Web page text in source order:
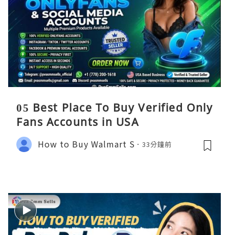
05 Best Place To Buy Verified Only
Fans Accounts in USA
How to Buy Walmart S 33分鐘前